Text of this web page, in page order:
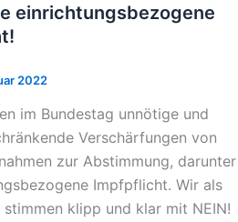
einrichtungsbezogene
im Bundestag unnötige und
Verschärfungen von
zur Abstimmung, darunter
Impfpflicht. Wir als
klipp und klar mit NEIN!